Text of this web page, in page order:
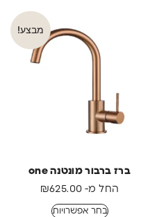
מבצע!
ברז ברבור מונטנה one
החל מ-
₪625.00
בחר אפשרויות